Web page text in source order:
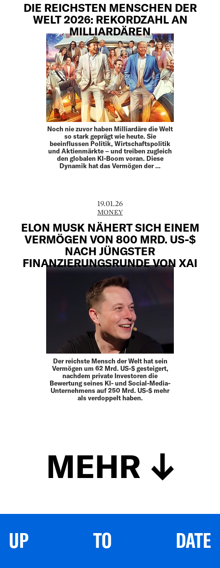
DIE REICHSTEN MENSCHEN DER
WELT 2026: REKORDZAHL AN
MILLIARDÄREN
Noch nie zuvor haben Milliardäre die Welt
so stark geprägt wie heute. Sie
beeinflussen Politik, Wirtschaftspolitik
und Aktienmärkte – und treiben zugleich
den globalen KI-Boom voran. Diese
Dynamik hat das Vermögen der …
19.01.26
MONEY
ELON MUSK NÄHERT SICH EINEM
VERMÖGEN VON 800 MRD. US-$
NACH JÜNGSTER
FINANZIERUNGSRUNDE VON XAI
Der reichste Mensch der Welt hat sein
Vermögen um 62 Mrd. US-$ gesteigert,
nachdem private Investoren die
Bewertung seines KI- und Social-Media-
Unternehmens auf 250 Mrd. US-$ mehr
als verdoppelt haben.
MEHR
UP TO DATE